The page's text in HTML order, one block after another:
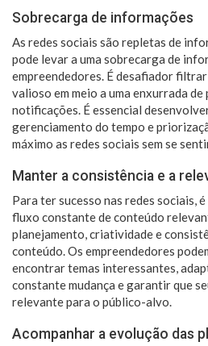
Sobrecarga de informações
As redes sociais são repletas de
pode levar a uma sobrecarga de
empreendedores. É desafiador
valioso em meio a uma enxurrada
notificações. É essencial
gerenciamento do tempo e
máximo as redes sociais sem se
Manter a consistência e a
Para ter sucesso nas redes sociais,
fluxo constante de conteúdo
planejamento, criatividade e
conteúdo. Os empreendedores
encontrar temas interessantes,
constante mudança e garantir que
relevante para o público-alvo.
Acompanhar a evolução das